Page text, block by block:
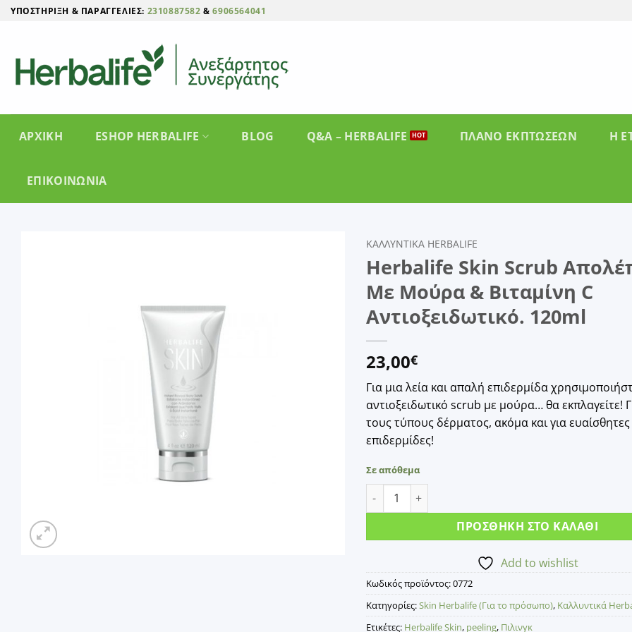
Μετάβαση
ΥΠΟΣΤΉΡΙΞΗ & ΠΑΡΑΓΓΕΛΊΕΣ: 2310887582 &6906564041
ΑΡΧΙΚΗ ESHOP HERBALIFE BLOG Q&A – HERBALIFE ΠΛΑΝΟ ΕΚΠΤΩΣΕΩΝ Η
ΕΠΙΚΟΙΝΩΝΊΑ
ΚΑΛΛΥΝΤΙΚΆ HERBALIFE
Herbalife Skin Scrub
Με Μούρα & Βιταμίνη C
Αντιοξειδωτικό. 120ml
23,00€
Για μια λεία και απαλή επιδερμίδα
αντιοξειδωτικό scrub με μούρα… θα εκπλαγείτε!
τους τύπους δέρματος, ακόμα και για ευαίσθητες
επιδερμίδες!
Σε απόθεμα
Herbalife Skin Scrub Απολέπισης. Με Μούρα &
ΠΡΟΣΘΉΚΗ ΣΤΟ ΚΑΛΆΘΙ
Add to wishlist
Κωδικός προϊόντος:0772
Κατηγορίες:Skin Herbalife (Για το πρόσωπο), Καλλυντικά
Ετικέτες: Herbalife Skin, peeling, Πιλινγκ